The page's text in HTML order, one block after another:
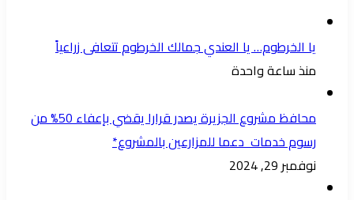
يا الخرطوم… يا العندي جمالك الخرطوم تتعافى زراعياً
منذ ساعة واحدة
محافظ مشروع الجزيرة يصدر قرارا يقضي بإعفاء 50% من
رسوم خدمات دعما للمزارعين بالمشروع*
نوفمبر 29, 2024